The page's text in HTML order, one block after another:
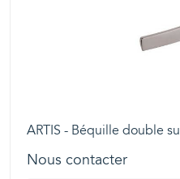
ARTIS - Béquille double
Nous contacter